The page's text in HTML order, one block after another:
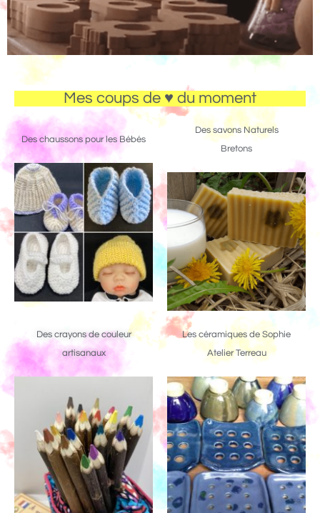
Mes coups de ♥ du moment
Des chaussons pour les Bébés
Des savons Naturels
Bretons
Des crayons de couleur
artisanaux
Les céramiques de Sophie
Atelier Terreau